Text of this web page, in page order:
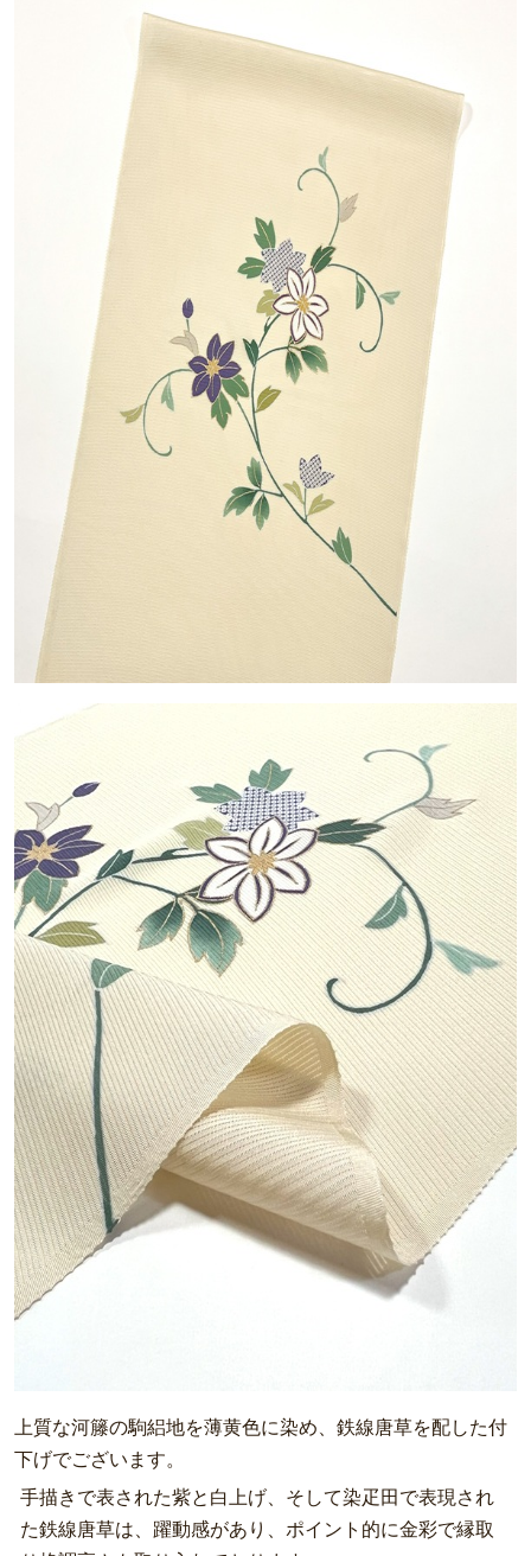
上質な河籐の駒絽地を薄黄色に染め、鉄線唐草を配した付
下げでございます。
手描きで表された紫と白上げ、そして染疋田で表現され
た鉄線唐草は、躍動感があり、ポイント的に金彩で縁取